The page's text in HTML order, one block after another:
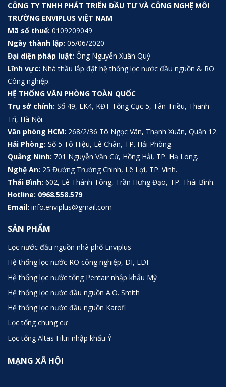
CÔNG TY TNHH PHÁT TRIỂN ĐẦU TƯ VÀ CÔNG NGHỆ MÔI
TRƯỜNG ENVIPLUS VIỆT NAM
Mã số thuế: 0109209049
Ngày thành lập: 05/06/2020
Đại diện pháp luật: Ông Nguyễn Xuân Quý
Lĩnh vực: Nhà thầu lắp đặt hệ thống lọc nước đầu nguồn & RO
Công nghiệp.
HỆ THỐNG VĂN PHÒNG TOÀN QUỐC
Trụ sở chính: Số 49, LK4, KĐT Tổng Cục 5, Tân Triều, Thanh
Trì, Hà Nội.
Văn phòng HCM: 268/2/36 Tô Ngọc Vân, Thạnh Xuân, Quận 12.
Hải Phòng: Số 5 Tô Hiệu, Lê Chân, TP. Hải Phòng.
Quảng Ninh: 701 Nguyễn Văn Cừ, Hồng Hải, TP. Hạ Long.
Nghệ An: 25 Đường Trường Chinh, Lê Lợi, TP. Vinh.
Thái Bình: 602, Lê Thánh Tông, Trần Hưng Đạo, TP. Thái Bình.
Hotline: 0968.558.579
Email: info.enviplus@gmail.com
SẢN PHẨM
Lọc nước đầu nguồn nhà phố Enviplus
Hệ thống lọc nước RO công nghiệp, DI, EDI
Hệ thống lọc nước tổng Pentair nhập khẩu Mỹ
Hệ thống lọc nước đầu nguồn A.O. Smith
Hệ thống lọc nước đầu nguồn Karofi
Lọc tổng chung cư
Lọc tổng Altas Filtri nhập khẩu Ý
MẠNG XÃ HỘI